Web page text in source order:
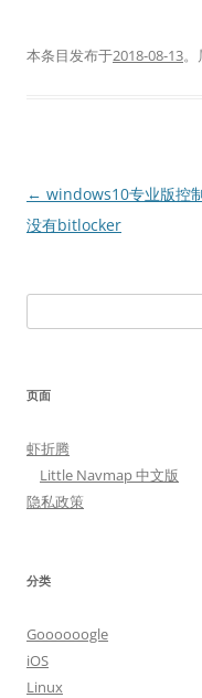
本条目发布于2018-08-13。
文
章
← windows10专业版控
没有bitlocker
索：
页面
虾折腾
Little Navmap 中文版
隐私政策
分类
Goooooogle
iOS
Linux